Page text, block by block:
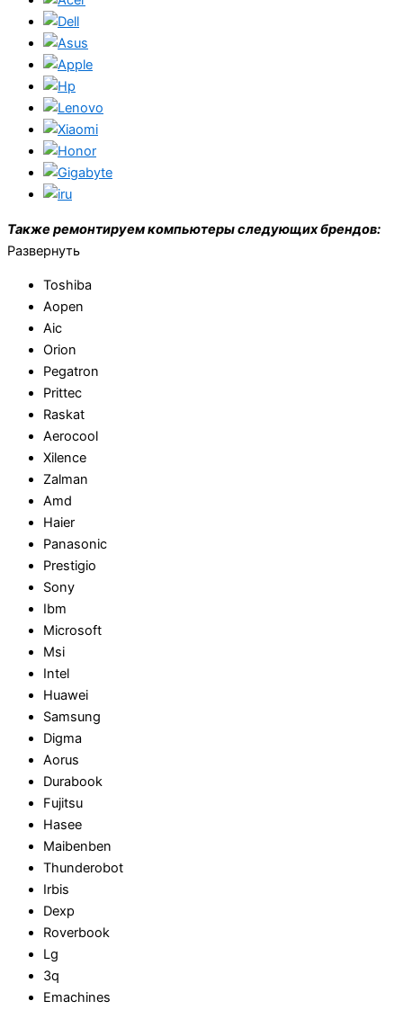
Также ремонтируем компьютеры следующих брендов:
Развернуть
Toshiba
Aopen
Aic
Orion
Pegatron
Prittec
Raskat
Aerocool
Xilence
Zalman
Amd
Haier
Panasonic
Prestigio
Sony
Ibm
Microsoft
Msi
Intel
Huawei
Samsung
Digma
Aorus
Durabook
Fujitsu
Hasee
Maibenben
Thunderobot
Irbis
Dexp
Roverbook
Lg
3q
Emachines